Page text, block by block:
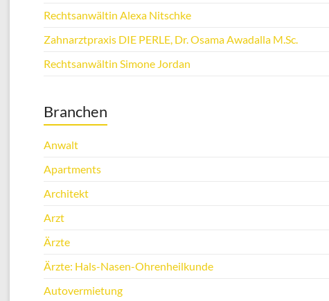
Rechtsanwältin Alexa Nitschke
Zahnarztpraxis DIE PERLE, Dr. Osama Awadalla M.Sc.
Rechtsanwältin Simone Jordan
Branchen
Anwalt
Apartments
Architekt
Arzt
Ärzte
Ärzte: Hals-Nasen-Ohrenheilkunde
Autovermietung